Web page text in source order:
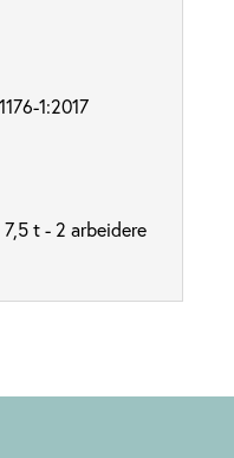
1176-1:2017
t - 2 arbeidere